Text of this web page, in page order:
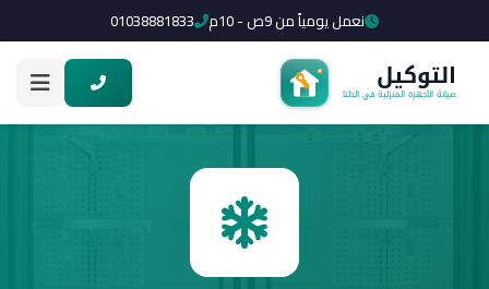
نعمل يومياً من 9ص - 10م 01038881833